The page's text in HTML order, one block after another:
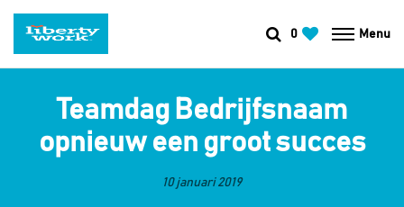
0 Menu
Teamdag Bedrijfsnaam
opnieuw een groot succes
10 januari 2019